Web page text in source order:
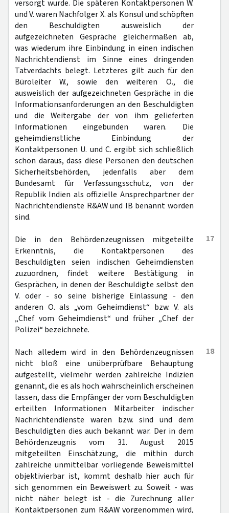
versorgt wurde. Die späteren Kontaktpersonen W.
und V. waren Nachfolger X. als Konsul und schöpften
den Beschuldigten ausweislich der
aufgezeichneten Gespräche gleichermaßen ab,
was wiederum ihre Einbindung in einen indischen
Nachrichtendienst im Sinne eines dringenden
Tatverdachts belegt. Letzteres gilt auch für den
Büroleiter W., sowie den weiteren O., die
ausweislich der aufgezeichneten Gespräche in die
Informationsanforderungen an den Beschuldigten
und die Weitergabe der von ihm gelieferten
Informationen eingebunden waren. Die
geheimdienstliche Einbindung der
Kontaktpersonen U. und C. ergibt sich schließlich
schon daraus, dass diese Personen den deutschen
Sicherheitsbehörden, jedenfalls aber dem
Bundesamt für Verfassungsschutz, von der
Republik Indien als offizielle Ansprechpartner der
Nachrichtendienste R&AW und IB benannt worden
sind.
17
Die in den Behördenzeugnissen mitgeteilte
Erkenntnis, die Kontaktpersonen des
Beschuldigten seien indischen Geheimdiensten
zuzuordnen, findet weitere Bestätigung in
Gesprächen, in denen der Beschuldigte selbst den
V. oder - so seine bisherige Einlassung - den
anderen O. als „vom Geheimdienst“ bzw. V. als
„Chef vom Geheimdienst“ und früher „Chef der
Polizei“ bezeichnete.
18
Nach alledem wird in den Behördenzeugnissen
nicht bloß eine unüberprüfbare Behauptung
aufgestellt, vielmehr werden zahlreiche Indizien
genannt, die es als hoch wahrscheinlich erscheinen
lassen, dass die Empfänger der vom Beschuldigten
erteilten Informationen Mitarbeiter indischer
Nachrichtendienste waren bzw. sind und dem
Beschuldigten dies auch bekannt war. Der in dem
Behördenzeugnis vom 31. August 2015
mitgeteilten Einschätzung, die mithin durch
zahlreiche unmittelbar vorliegende Beweismittel
objektivierbar ist, kommt deshalb hier auch für
sich genommen ein Beweiswert zu. Soweit - was
nicht näher belegt ist - die Zurechnung aller
Kontaktpersonen zum R&AW vorgenommen wird,